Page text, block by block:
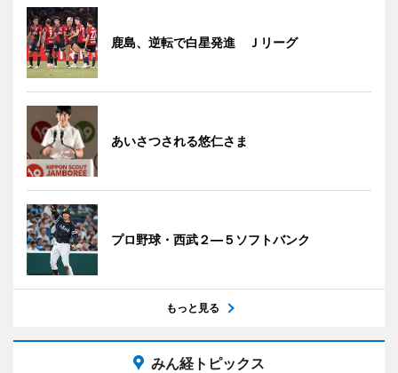
鹿島、逆転で白星発進 Ｊリーグ
あいさつされる悠仁さま
プロ野球・西武２―５ソフトバンク
もっと見る
みん経トピックス